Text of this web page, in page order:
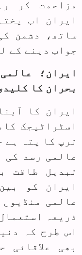
مزاحمت کر
ایران اب
ساتھ، دشمن
جواب دینے کے
ایران؛
بحران کا
ایران کا
اسٹراٹیجک
ترپ کا پتہ ہے
عالمی رسد کی
تبدیل طاقت
ایران کو بین
عالمی
ذریعہ
اس طرح کہ
بھی علاقائی